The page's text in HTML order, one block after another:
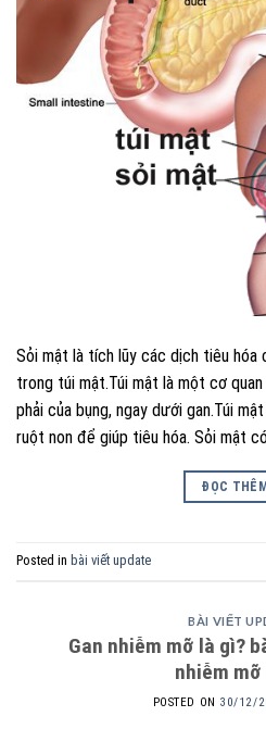
Sỏi mật là tích lũy các dịch tiêu hóa
trong túi mật.Túi mật là một cơ quan
phải của bụng, ngay dưới gan.Túi
ruột non để giúp tiêu hóa. Sỏi mật
ĐỌC THÊM
Posted in bài viết update
BÀI VIẾT
Gan nhiễm mỡ là gì?
nhiễm mỡ
POSTED ON 30/12/